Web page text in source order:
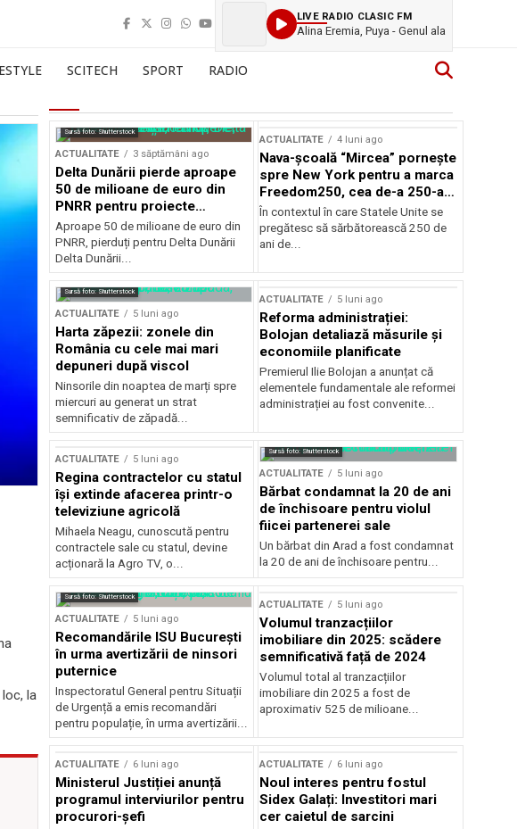
LIVE RADIO CLASIC FM
Alina Eremia, Puya - Genul ala
SCITECH SPORT RADIO
la
Sursă foto: Shutterstock
ACTUALITATE 3 săptămâni ago
Delta Dunării pierde aproape
50 de milioane de euro din
PNRR pentru proiecte
esențiale
Aproape 50 de milioane de euro din
PNRR, pierduți pentru Delta Dunării
Delta Dunării...
ACTUALITATE 4 luni ago
Nava-școală “Mircea” pornește
spre New York pentru a marca
Freedom250, cea de-a 250-a
aniversare a Statelor Unite
În contextul în care Statele Unite se
pregătesc să sărbătorească 250 de
ani de...
Sursă foto: Shutterstock
ACTUALITATE 5 luni ago
Harta zăpezii: zonele din
România cu cele mai mari
depuneri după viscol
Ninsorile din noaptea de marți spre
miercuri au generat un strat
semnificativ de zăpadă...
ACTUALITATE 5 luni ago
Reforma administrației:
Bolojan detaliază măsurile și
economiile planificate
Premierul Ilie Bolojan a anunțat că
elementele fundamentale ale reformei
administrației au fost convenite...
ACTUALITATE 5 luni ago
Regina contractelor cu statul
își extinde afacerea printr-o
televiziune agricolă
Mihaela Neagu, cunoscută pentru
contractele sale cu statul, devine
acționară la Agro TV, o...
Sursă foto: Shutterstock
ACTUALITATE 5 luni ago
Bărbat condamnat la 20 de ani
de închisoare pentru violul
fiicei partenerei sale
Un bărbat din Arad a fost condamnat
la 20 de ani de închisoare pentru...
Sursă foto: Shutterstock
ACTUALITATE 5 luni ago
Recomandările ISU București
în urma avertizării de ninsori
puternice
Inspectoratul General pentru Situații
de Urgență a emis recomandări
pentru populație, în urma avertizării...
ACTUALITATE 5 luni ago
Volumul tranzacțiilor
imobiliare din 2025: scădere
semnificativă față de 2024
Volumul total al tranzacțiilor
imobiliare din 2025 a fost de
aproximativ 525 de milioane...
ACTUALITATE 6 luni ago
Ministerul Justiției anunță
programul interviurilor pentru
procurori-șefi
ACTUALITATE 6 luni ago
Noul interes pentru fostul
Sidex Galați: Investitori mari
cer caietul de sarcini